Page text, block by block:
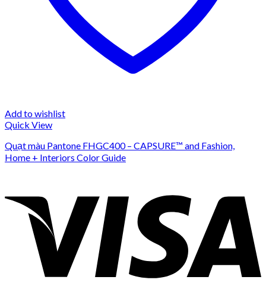
Add to wishlist
Quick View
Quạt màu Pantone FHGC400 – CAPSURE™ and Fashion,
Home + Interiors Color Guide